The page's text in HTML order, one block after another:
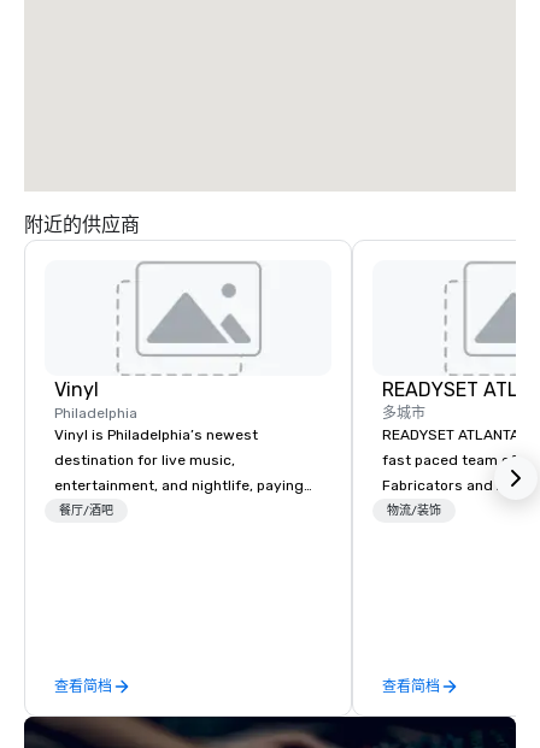
附近的供应商
Vinyl
Philadelphia
Vinyl is Philadelphia’s newest
destination for live music,
entertainment, and nightlife, paying
tribute to the days when Philly was
and cozy cocktail tables. Vinyl’s
modern, yet classic cocktail menu
complemented by shareable light
餐厅/酒吧
查看简档
READYSET
多城市
READYSET ATLANTA
fast paced team of
Fabricators and
custom or pre-built
venture, from studio
sets, events, retail
displays, trade show
物流/装饰
查看简档